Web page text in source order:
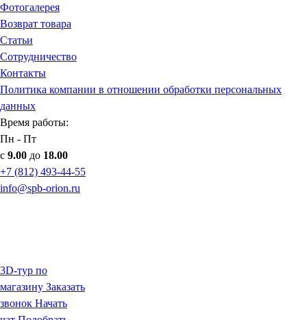
Фотогалерея
Возврат товара
Статьи
Сотрудничество
Контакты
Политика компании в отношении обработки персональных
данных
Время работы:
Пн - Пт
с 9.00 до 18.00
+7 (812) 493-44-55
info@spb-orion.ru
3D-тур по
магазину Заказать
звонок Начать